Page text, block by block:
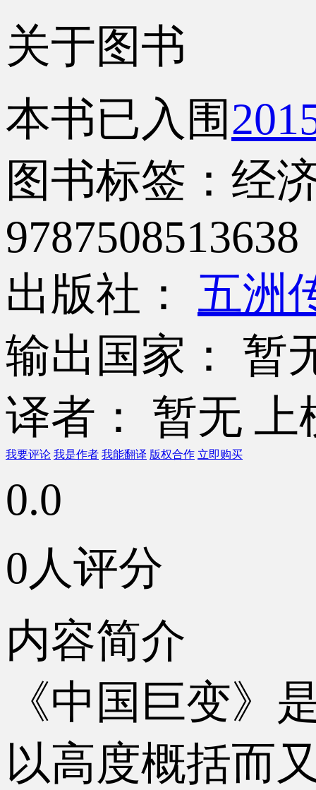
关于图书
本书已入围
图书标签：经
9787508513638
出版社： 五洲
输出国家： 暂
译者： 暂无 上
我要评论 我是作者 我能翻译 版权合作 立即购买
0.0
0人评分
内容简介
《中国巨变》
以高度概括而